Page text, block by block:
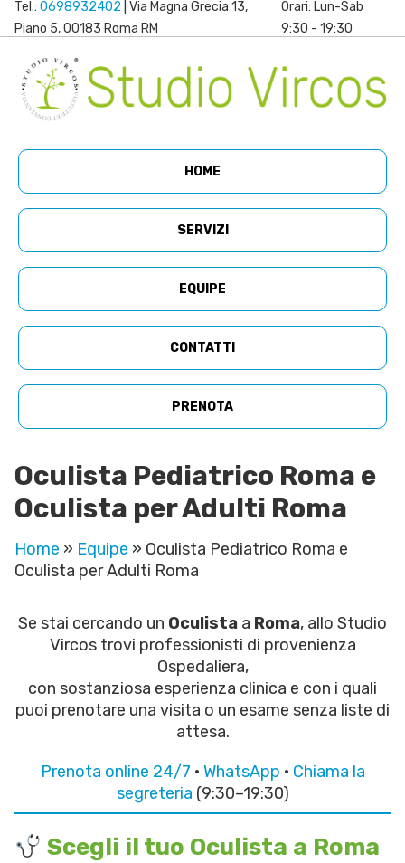
Tel.: 0698932402 | Via Magna Grecia 13,
Piano 5, 00183 Roma RM
Orari: Lun-Sab
9:30 - 19:30
HOME
SERVIZI
EQUIPE
CONTATTI
PRENOTA
Oculista Pediatrico Roma e
Oculista per Adulti Roma
Home » Equipe » Oculista Pediatrico Roma e
Oculista per Adulti Roma
Se stai cercando un Oculista a Roma, allo Studio
Vircos trovi professionisti di provenienza
Ospedaliera,
con sostanziosa esperienza clinica e con i quali
puoi prenotare una visita o un esame senza liste di
attesa.
Prenota online 24/7 · WhatsApp · Chiama la
segreteria (9:30–19:30)
Scegli il tuo Oculista a Roma